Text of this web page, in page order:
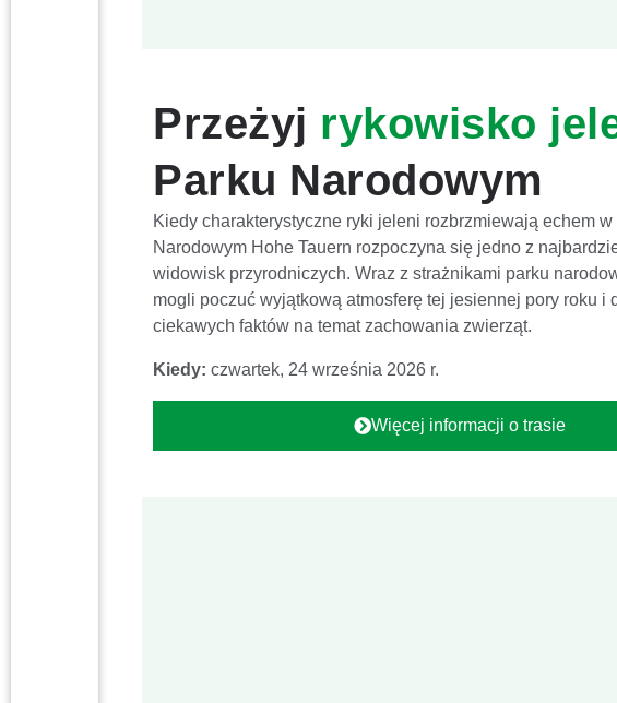
Przeżyj rykowisko
Parku Narodowym
Kiedy charakterystyczne ryki jeleni rozbrzmiewają echem
Narodowym Hohe Tauern rozpoczyna się jedno z
widowisk przyrodniczych. Wraz z strażnikami parku
mogli poczuć wyjątkową atmosferę tej jesiennej pory roku i
ciekawych faktów na temat zachowania zwierząt.
Kiedy: czwartek, 24 września 2026 r.
Więcej informacji o trasie